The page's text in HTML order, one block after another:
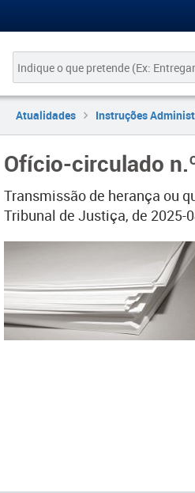
Atualidades Instruções
Ofício-circulado
​Transmissão de herança ou
Tribunal de Justiça, de 2025-